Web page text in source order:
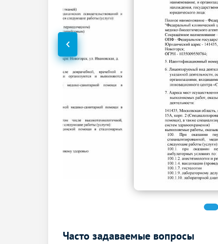
МРТ сердца
МРТ брюшной полости и забрюшинного
МРТ мягких тканей
МРТ мягких тканей шеи
МРТ мягких тканей
МР-ангиография почечных артерий
МРТ сосудов головного мозга (артерий и
Комплексные услуги МРТ
Часто задаваемые вопросы